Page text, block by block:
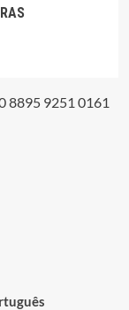
8895 9251 0161